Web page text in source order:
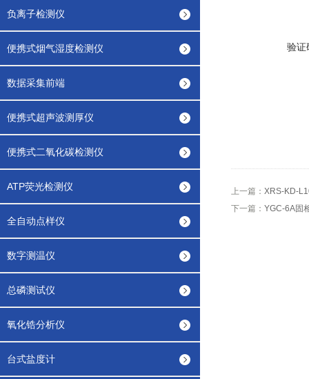
负离子检测仪
便携式烟气湿度检测仪
数据采集前端
便携式超声波测厚仪
便携式二氧化碳检测仪
ATP荧光检测仪
全自动点样仪
数字测温仪
总磷测试仪
氧化锆分析仪
台式盐度计
验证
上一篇： XRS-KD-
下一篇： YGC-6A固